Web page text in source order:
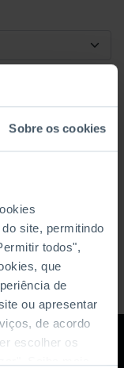
Sobre os cookies
site, permitindo
todos",
que
de
ou apresentar
de acordo
escolher os